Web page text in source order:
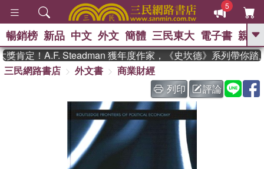
5
GO
熱搜： 東野圭吾
The Odyssey 、 父親節 、 如果歷
史是一群喵 、 暑期推薦 、 國際布克
獎 臺灣漫遊錄 、 方念華
登輝時代 、 數學女孩：黎曼猜想
偉大的迷走神經
暢銷榜 新品 中文 外文 簡體 三民東大 電子書 親子
肯定！A.F. Steadman 獲年度作家，《史坎德》系列帶你踏上
三民網路書店
外文書
商業財經
列印
評論